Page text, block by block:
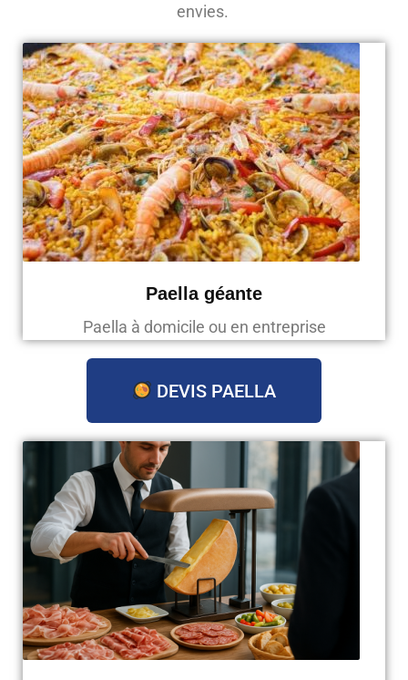
envies.
Paella géante
Paella à domicile ou en entreprise
DEVIS PAELLA